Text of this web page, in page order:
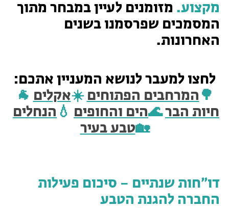
מקצוע. מזומנים לעיין במבחר מתוך
המסמכים שפרסמנו בשנים
האחרונות.
לחצו למעבר לנושא המעניין אתכם:
🌳 המרחבים הפתוחים ☀️אקלים 🐐
חיות הבר🌊הים והחופים 💧 הנחלים
🏡טבע בעיר
דו״חות שנתיים – סיכום פעילות
החברה להגנת הטבע